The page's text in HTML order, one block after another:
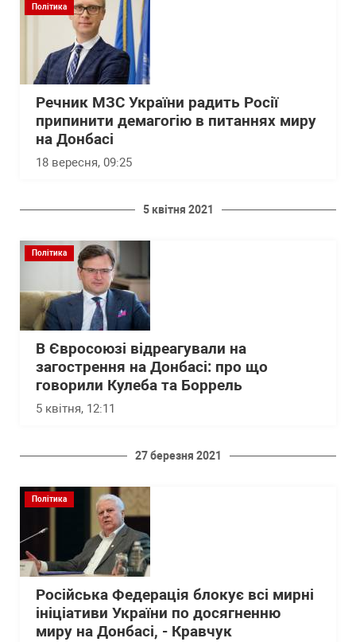
Політика
Речник МЗС України радить Росії
припинити демагогію в питаннях миру
на Донбасі
18 вересня, 09:25
5 квітня 2021
Політика
В Євросоюзі відреагували на
загострення на Донбасі: про що
говорили Кулеба та Боррель
5 квітня, 12:11
27 березня 2021
Політика
Російська Федерація блокує всі мирні
ініціативи України по досягненню
миру на Донбасі, - Кравчук